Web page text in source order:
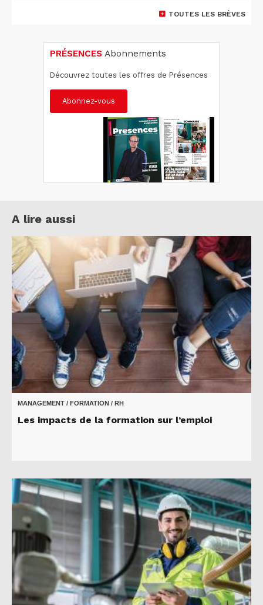
TOUTES LES BRÈVES
PRÉSENCES Abonnements
Découvrez toutes les offres de Présences
Abonnez-vous
A lire aussi
MANAGEMENT / FORMATION / RH
Les impacts de la formation sur l’emploi